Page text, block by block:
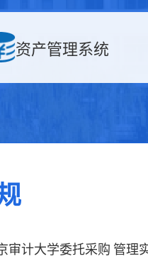
资产管理系统
审计大学委托采购 管理